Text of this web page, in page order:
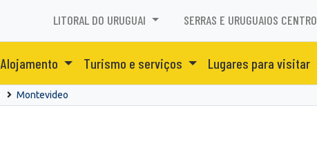
LITORAL DO URUGUAI SERRAS E URUGUAIOS CENTRO
Alojamento Turismo e serviços Lugares para visitar
Montevideo